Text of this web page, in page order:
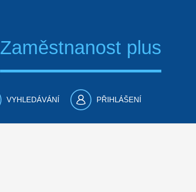
Zaměstnanost plus
VYHLEDÁVÁNÍ PŘIHLÁŠENÍ